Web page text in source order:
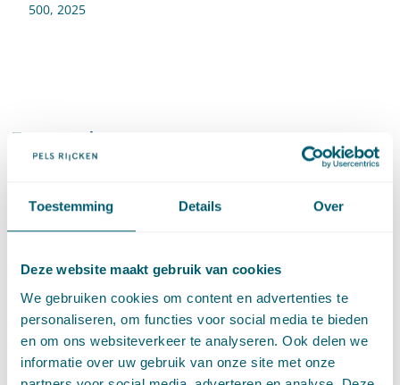
Toestemming Details Over
Deze website maakt gebruik van cookies
We gebruiken cookies om content en advertenties te
personaliseren, om functies voor social media te bieden
en om ons websiteverkeer te analyseren. Ook delen we
informatie over uw gebruik van onze site met onze
500, 2025
Expertises
Bestuursrecht
Privacy
Juridisch innovatiecertificaat
Smart Cities